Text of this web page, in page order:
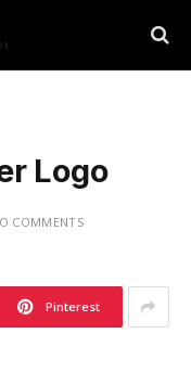
Logo
COMMENTS
Pinterest